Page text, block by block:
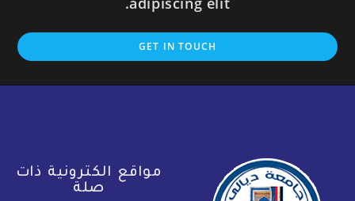
GET IN TOUCH
مواقع الكترونية ذات
صلة